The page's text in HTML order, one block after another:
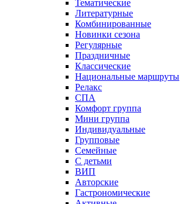
Тематические
Литературные
Комбинированные
Новинки сезона
Регулярные
Праздничные
Классические
Национальные маршруты
Релакс
СПА
Комфорт группа
Мини группа
Индивидуальные
Групповые
Семейные
С детьми
ВИП
Авторские
Гастрономические